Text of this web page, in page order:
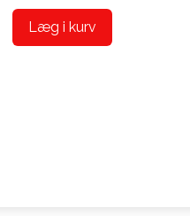
Læg i kurv